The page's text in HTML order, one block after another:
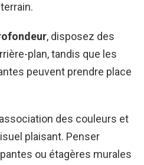
, disposez des
plan, tandis que les
peuvent prendre place
des couleurs et
plaisant. Penser
ou étagères murales